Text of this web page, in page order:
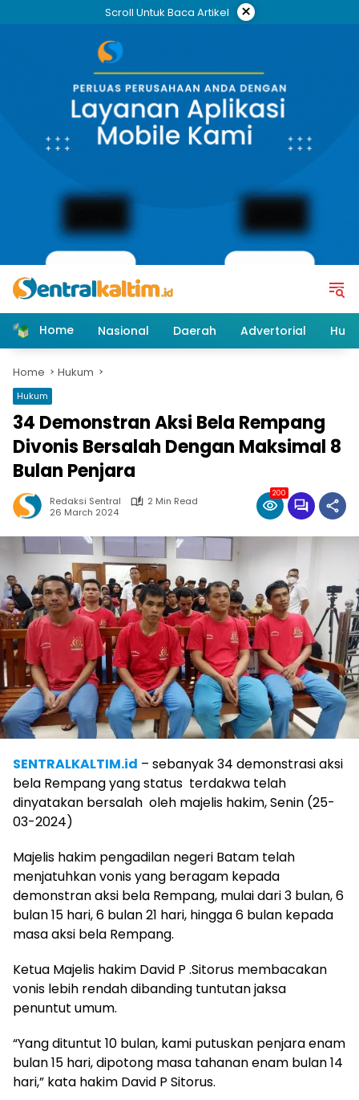
Scroll Untuk Baca Artikel ×
Home Nasional Daerah Advertorial
Home Hukum
Hukum
34 Demonstran Aksi Bela Rempang
Divonis Bersalah Dengan Maksimal 8
Bulan Penjara
Redaksi Sentral
2 Min Read
26 March 2024
200
SENTRALKALTIM.id – sebanyak 34 demonstrasi aksi
bela Rempang yang status terdakwa telah
dinyatakan bersalah oleh majelis hakim, Senin (25-
03-2024)
Majelis hakim pengadilan negeri Batam telah
menjatuhkan vonis yang beragam kepada
demonstran aksi bela Rempang, mulai dari 3 bulan, 6
bulan 15 hari, 6 bulan 21 hari, hingga 6 bulan kepada
masa aksi bela Rempang.
Ketua Majelis hakim David P .Sitorus membacakan
vonis lebih rendah dibanding tuntutan jaksa
penuntut umum.
“Yang dituntut 10 bulan, kami putuskan penjara enam
bulan 15 hari, dipotong masa tahanan enam bulan 14
hari,” kata hakim David P Sitorus.